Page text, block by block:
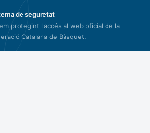
de seguretat
protegint l'accés al web oficial de la
Catalana de Bàsquet.